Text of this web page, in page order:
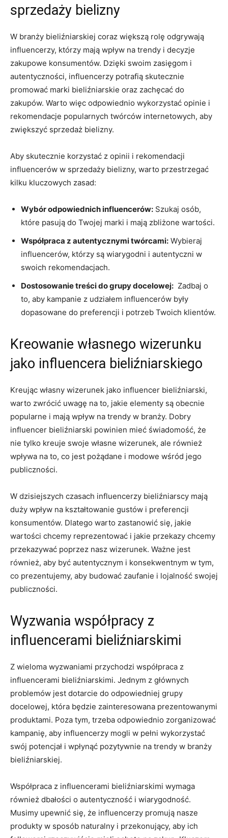
sprzedaży bielizny
W branży bieliźniarskiej coraz większą rolę odgrywają
influencerzy, którzy mają ‌wpływ ⁣na trendy​ i‌ decyzje
zakupowe konsumentów. Dzięki swoim zasięgom⁢ i
autentyczności, influencerzy potrafią skutecznie
promować⁤ marki‌ bieliźniarskie oraz zachęcać do
zakupów. Warto więc odpowiednio wykorzystać opinie i
rekomendacje popularnych twórców ‌internetowych, ‌aby⁣
zwiększyć sprzedaż‍ bielizny.
Aby ‌skutecznie⁣ korzystać ​z opinii i⁣ rekomendacji
influencerów w sprzedaży bielizny, warto przestrzegać
kilku kluczowych zasad:
Wybór odpowiednich influencerów: Szukaj⁤ osób,
które pasują do​ Twojej marki ⁤i mają zbliżone wartości.
Współpraca ⁢z autentycznymi twórcami: Wybieraj
influencerów, którzy są wiarygodni i autentyczni w
swoich rekomendacjach.
Dostosowanie ⁢treści do grupy docelowej: ⁢ Zadbaj o⁣
to, aby kampanie ​z udziałem influencerów⁤ były
dopasowane ⁤do preferencji i ⁤potrzeb Twoich klientów.
Kreowanie ​własnego wizerunku
jako⁤ influencera ​bieliźniarskiego
Kreując własny‌ wizerunek jako influencer bieliźniarski,
warto zwrócić uwagę na to, jakie elementy‌ są obecnie
⁣popularne i mają wpływ na trendy w​ branży. Dobry
influencer bieliźniarski powinien mieć​ świadomość, że
‌nie tylko kreuje swoje własne ‍wizerunek, ale również
wpływa na​ to, co‍ jest pożądane‍ i modowe wśród⁤ jego
‍publiczności.
W dzisiejszych czasach influencerzy bieliźniarscy mają
duży wpływ na kształtowanie‍ gustów i preferencji
konsumentów. Dlatego warto zastanowić⁣ się, jakie
wartości chcemy reprezentować i jakie przekazy chcemy
przekazywać poprzez ⁢nasz wizerunek. Ważne jest
⁢również, aby‍ być⁤ autentycznym i ‌konsekwentnym ‍w tym,
co ‍prezentujemy, aby⁣ budować zaufanie i‌ lojalność swojej
publiczności.
Wyzwania współpracy z
influencerami⁢ bieliźniarskimi
Z wieloma wyzwaniami przychodzi współpraca⁢ z
influencerami bieliźniarskimi. Jednym z⁣ głównych
problemów jest‍ dotarcie do odpowiedniej⁢ grupy ​
docelowej, ​która będzie zainteresowana prezentowanymi
produktami. Poza ⁤tym, trzeba odpowiednio‍ zorganizować
kampanię,⁤ aby ⁢influencerzy ⁢mogli w pełni wykorzystać
swój potencjał i wpłynąć pozytywnie na trendy w⁤ branży
⁣bieliźniarskiej.
Współpraca ⁤z influencerami ​bieliźniarskimi wymaga
również dbałości o‌ autentyczność i wiarygodność.
Musimy upewnić się, że influencerzy promują nasze
produkty w sposób naturalny i przekonujący, aby ​ich